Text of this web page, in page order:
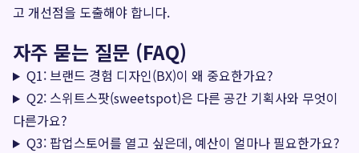
고 개선점을 도출해야 합니다.
자주 묻는 질문 (FAQ)
Q1: 브랜드 경험 디자인(BX)이 왜 중요한가요?
Q2: 스위트스팟(sweetspot)은 다른 공간 기획사와 무엇이
다른가요?
Q3: 팝업스토어를 열고 싶은데, 예산이 얼마나 필요한가요?